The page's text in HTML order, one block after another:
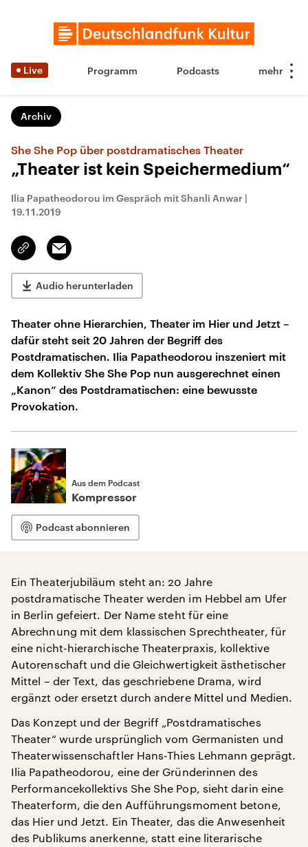
Live Programm Podcasts
Archiv
She She Pop über postdramatisches Theater
„Theater ist kein Speichermedium“
Ilia Papatheodorou im Gespräch mit Shanli Anwar |
19.11.2019
Link
kopieren/teilen
Email
Audio herunterladen
Theater ohne Hierarchien, Theater im Hier und Jetzt –
dafür steht seit 20 Jahren der Begriff des
Postdramatischen. Ilia Papatheodorou inszeniert mit
dem Kollektiv She She Pop nun ausgerechnet einen
„Kanon“ des Postdramatischen: eine bewusste
Provokation.
Aus dem Podcast
Kompressor
Podcast abonnieren
Ein Theaterjubiläum steht an: 20 Jahre
postdramatische Theater werden im Hebbel am Ufer
in Berlin gefeiert. Der Name steht für eine
Abrechnung mit dem klassischen Sprechtheater, für
eine nicht-hierarchische Theaterpraxis, kollektive
Autorenschaft und die Gleichwertigkeit ästhetischer
Mittel – der Text, das geschriebene Drama, wird
ergänzt oder ersetzt durch andere Mittel und Medien.
Das Konzept und der Begriff „Postdramatisches
Theater“ wurde ursprünglich vom Germanisten und
Theaterwissenschaftler Hans-Thies Lehmann geprägt.
Ilia Papatheodorou, eine der Gründerinnen des
Performancekollektivs She She Pop, sieht darin eine
Theaterform, die den Aufführungsmoment betone,
das Hier und Jetzt. Ein Theater, das die Anwesenheit
des Publikums anerkenne, statt eine literarische